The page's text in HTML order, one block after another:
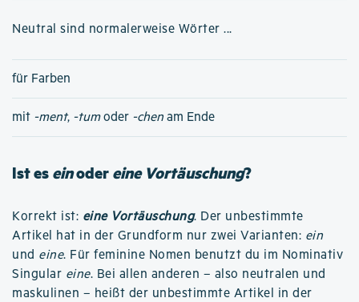
Neutral sind normalerweise Wörter ...
für Farben
mit -ment, -tumoder -chen am Ende
Ist eseinodereine Vortäuschung?
Korrekt ist: eine Vortäuschung. Der unbestimmte
Artikel hat in der Grundform nur zwei Varianten: ein
und eine. Für feminine Nomen benutzt du im Nominativ
Singular eine. Bei allen anderen – also neutralen und
maskulinen – heißt der unbestimmte Artikel in der